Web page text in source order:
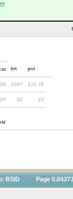
brt pnt
1097 221.76
26 32 10
BSID Page